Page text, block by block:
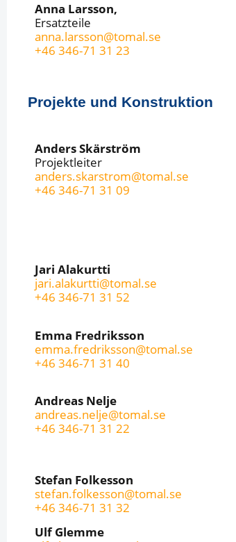
Anna Larsson,
Ersatzteile
anna.larsson@tomal.se
+46 346-71 31 23
Projekte und Konstruktion
Anders Skärström
Projektleiter
anders.skarstrom@tomal.se
+46 346-71 31 09
Jari Alakurtti
jari.alakurtti@tomal.se
+46 346-71 31 52
Emma Fredriksson
emma.fredriksson@tomal.se
+46 346-71 31 40
Andreas Nelje
andreas.nelje@tomal.se
+46 346-71 31 22
Stefan Folkesson
stefan.folkesson@tomal.se
+46 346-71 31 32
Ulf Glemme